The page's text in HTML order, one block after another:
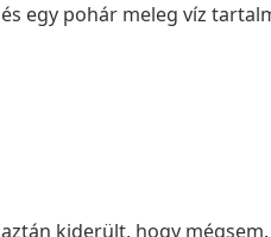
és egy pohár meleg víz
aztán kiderült, hogy